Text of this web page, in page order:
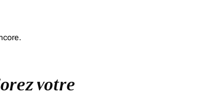
votre